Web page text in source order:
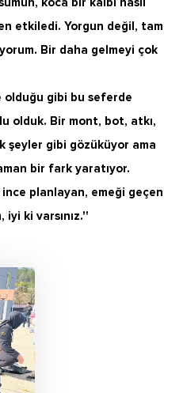
etkiledi. Yorgun değil, tam
Bir daha gelmeyi çok
olduğu gibi bu seferde
olduk. Bir mont, bot, atkı,
şeyler gibi gözüküyor ama
bir fark yaratıyor.
ince planlayan, emeği geçen
ki varsınız.''